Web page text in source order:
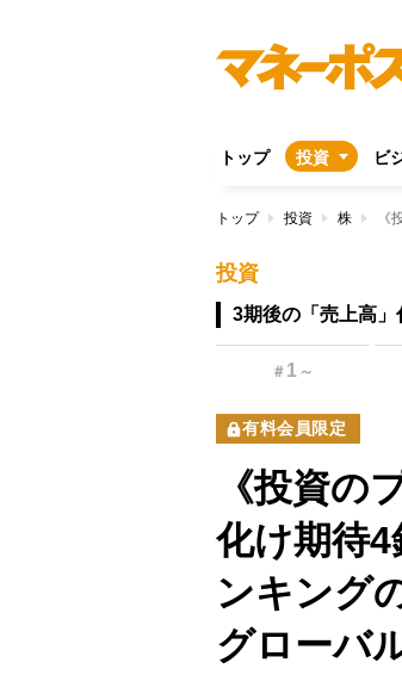
トップ 投資 ビ
トップ 投資 株
投資
3期後の「売上高
＃ 1 ～
有料会員限定
《投資の
化け期待4
ンキング
グローバ